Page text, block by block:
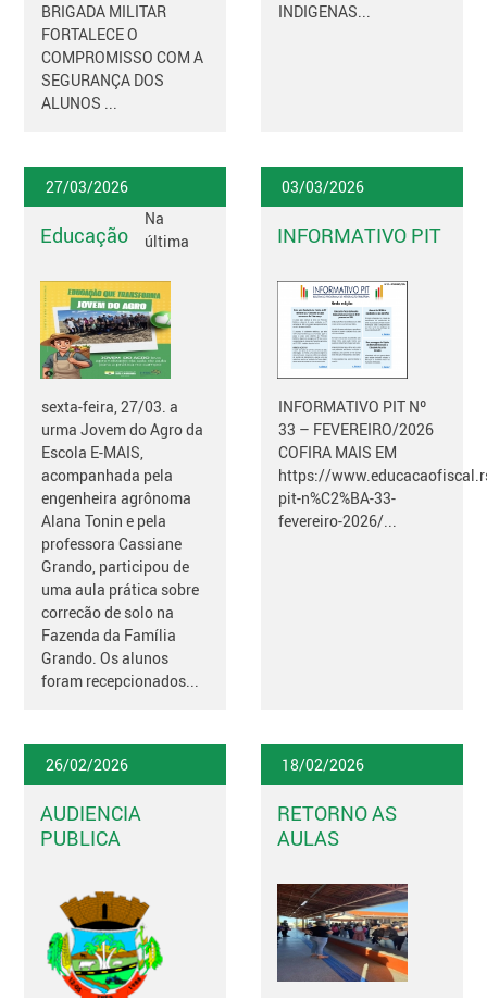
BRIGADA MILITAR
FORTALECE O
COMPROMISSO COM A
SEGURANÇA DOS
ALUNOS ...
INDIGENAS...
27/03/2026
Educação
Na
última
sexta-feira, 27/03. a
urma Jovem do Agro da
Escola E-MAIS,
acompanhada pela
engenheira agrônoma
Alana Tonin e pela
professora Cassiane
Grando, participou de
uma aula prática sobre
correcão de solo na
Fazenda da Família
Grando. Os alunos
foram recepcionados...
03/03/2026
INFORMATIVO PIT
INFORMATIVO PIT Nº
33 – FEVEREIRO/2026
COFIRA MAIS EM
https://
pit-n%C2%BA-33-
fevereiro-2026/...
26/02/2026
AUDIENCIA
PUBLICA
18/02/2026
RETORNO AS
AULAS